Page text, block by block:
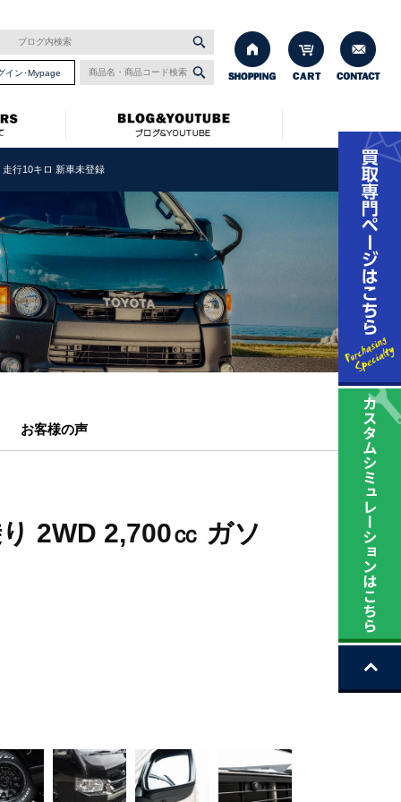
イン･Mypage
行10キロ 新車未登録
お客様の声
2WD 2,700㏄ ガソ